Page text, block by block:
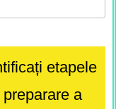
etapele
a